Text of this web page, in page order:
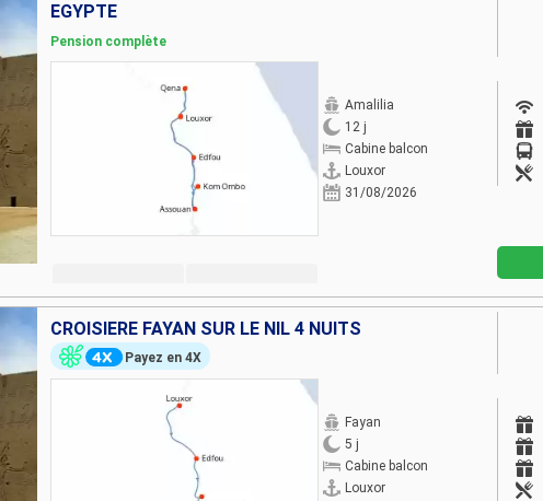
EGYPTE
Pension complète
Amalilia
12 j
Cabine balcon
Louxor
31/08/2026
CROISIÈRE FAYAN SUR LE NIL 4 NUITS
Payez en 4X
Fayan
5 j
Cabine balcon
Louxor